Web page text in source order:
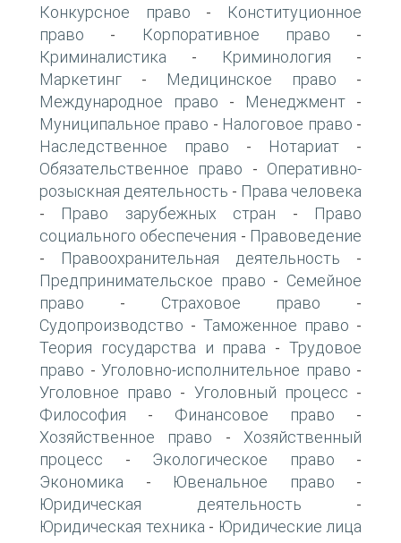
Конкурсное право -
Конституционное
право - Корпоративное право -
Криминалистика - Криминология -
Маркетинг - Медицинское право -
Международное право - Менеджмент -
Муниципальное право - Налоговое право -
Наследственное право - Нотариат -
Обязательственное право - Оперативно-
розыскная деятельность - Права человека
- Право зарубежных стран -
Право
социального обеспечения - Правоведение
- Правоохранительная деятельность -
Предпринимательское право - Семейное
право - Страховое право -
Судопроизводство - Таможенное право -
Теория государства и права -Трудовое
право - Уголовно-исполнительное право -
Уголовное право - Уголовный процесс -
Философия - Финансовое право -
Хозяйственное право - Хозяйственный
процесс - Экологическое право -
Экономика - Ювенальное право -
Юридическая деятельность -
Юридическая техника - Юридические лица